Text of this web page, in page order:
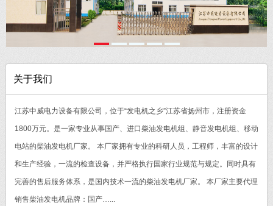
关于我们
江苏中威电力设备有限公司，位于“发电机之乡”江苏省扬州市，注册资金
1800万元。是一家专业从事国产、进口柴油发电机组、静音发电机组、移动
电站的柴油发电机厂家。 本厂家拥有专业的科研人员，工程师，丰富的设计
和生产经验，一流的检查设备，并严格执行国家行业规范与规定。同时具有
完善的售后服务体系，是国内技术一流的柴油发电机厂家。 本厂家主要代理
销售柴油发电机品牌：国产…...